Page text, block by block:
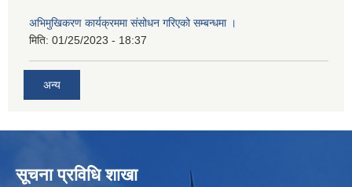
अभिमुखिकरण कार्यक्रममा संसोधन गरिएको सम्बन्धमा ।
मिति: 01/25/2023 - 18:37
अन्य
सूचना प्रविधि शाखा